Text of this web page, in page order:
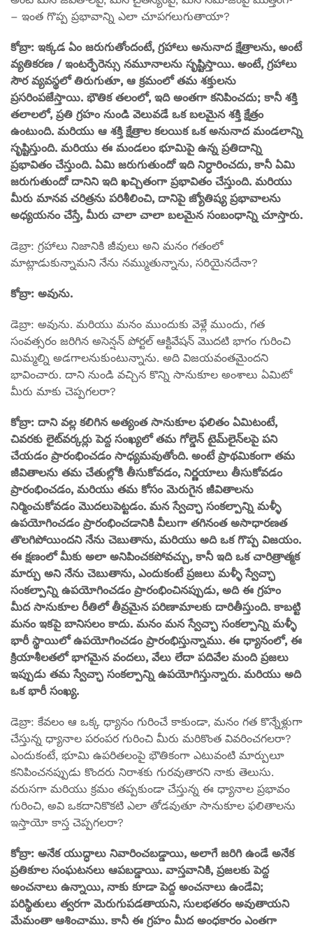
– ఇంత గొప్ప ప్రభావాన్ని ఎలా చూపగలుగుతాయా?
కోబ్రా: ఇక్కడ ఏం జరుగుతోందంటే, గ్రహాలు అనునాద క్షేత్రాలను, అంటే
వ్యతికరణ / ఇంటర్ఫేరెన్సు నమూనాలను సృష్టిస్తాయి. అంటే, గ్రహాలు
సౌర వ్యవస్థలో తిరుగుతూ, ఆ క్రమంలో తమ శక్తులను
ప్రసరింపజేస్తాయి. భౌతిక తలంలో, ఇది అంతగా కనిపించదు; కానీ శక్తి
తలాలలో, ప్రతి గ్రహం నుండి వెలువడే ఒక బలమైన శక్తి క్షేత్రం
ఉంటుంది. మరియు ఆ శక్తి క్షేత్రాల కలయిక ఒక అనునాద మండలాన్ని
సృష్టిస్తుంది. మరియు ఈ మండలం భూమిపై ఉన్న ప్రతిదాన్ని
ప్రభావితం చేస్తుంది. ఏమి జరుగుతుందో ఇది నిర్ధారించదు, కానీ ఏమి
జరుగుతుందో దానిని ఇది ఖచ్చితంగా ప్రభావితం చేస్తుంది. మరియు
మీరు మానవ చరిత్రను పరిశీలించి, దానిపై జ్యోతిష్య ప్రభావాలను
అధ్యయనం చేస్తే, మీరు చాలా చాలా బలమైన సంబంధాన్ని చూస్తారు.
డెబ్రా: గ్రహాలు నిజానికి జీవులు అని మనం గతంలో
మాట్లాడుకున్నామని నేను నమ్ముతున్నాను, సరియైనదేనా?
కోబ్రా: అవును.
డెబ్రా: అవును. మరియు మనం ముందుకు వెళ్లే ముందు, గత
సంవత్సరం జరిగిన అసెన్షన్ పోర్టల్ ఆక్టివేషన్ మొదటి భాగం గురించి
మిమ్మల్ని అడగాలనుకుంటున్నాను. అది విజయవంతమైందని
భావించారు. దాని నుండి వచ్చిన కొన్ని సానుకూల అంశాలు ఏమిటో
మీరు మాకు చెప్పగలరా?
కోబ్రా: దాని వల్ల కలిగిన అత్యంత సానుకూల ఫలితం ఏమిటంటే,
చివరకు లైట్‌వర్కర్లు పెద్ద సంఖ్యలో తమ గోల్డెన్ టైమ్‌లైన్‌లపై పని
చేయడం ప్రారంభించడం సాధ్యమవుతోంది. అంటే ప్రాథమికంగా తమ
జీవితాలను తమ చేతుల్లోకి తీసుకోవడం, నిర్ణయాలు తీసుకోవడం
ప్రారంభించడం, మరియు తమ కోసం మెరుగైన జీవితాలను
నిర్మించుకోవడం మొదలుపెట్టడం. మన స్వేచ్ఛా సంకల్పాన్ని మళ్ళీ
ఉపయోగించడం ప్రారంభించడానికి వీలుగా తగినంత అసాధారణత
తొలగిపోయిందని నేను చెబుతాను, మరియు అది ఒక గొప్ప విజయం.
ఈ క్షణంలో మీకు అలా అనిపించకపోవచ్చు, కానీ ఇది ఒక చారిత్రాత్మక
మార్పు అని నేను చెబుతాను, ఎందుకంటే ప్రజలు మళ్ళీ స్వేచ్ఛా
సంకల్పాన్ని ఉపయోగించడం ప్రారంభించినప్పుడు, అది ఈ గ్రహం
మీద సానుకూల రీతిలో తీవ్రమైన పరిణామాలకు దారితీస్తుంది. కాబట్టి
మనం ఇకపై బానిసలం కాదు. మనం మన స్వేచ్ఛా సంకల్పాన్ని మళ్ళీ
భారీ స్థాయిలో ఉపయోగించడం ప్రారంభిస్తున్నాము. ఈ ధ్యానంలో, ఈ
క్రియాశీలతలో భాగమైన వందలు, వేలు లేదా పదివేల మంది ప్రజలు
ఇప్పుడు తమ స్వేచ్ఛా సంకల్పాన్ని ఉపయోగిస్తున్నారు. మరియు అది
ఒక భారీ సంఖ్య.
డెబ్రా: కేవలం ఆ ఒక్క ధ్యానం గురించే కాకుండా, మనం గత కొన్నేళ్లుగా
చేస్తున్న ధ్యానాల పరంపర గురించి మీరు మరికొంత వివరించగలరా?
ఎందుకంటే, భూమి ఉపరితలంపై భౌతికంగా ఎటువంటి మార్పులూ
కనిపించనప్పుడు కొందరు నిరాశకు గురవుతారని నాకు తెలుసు.
వరుసగా మరియు క్రమం తప్పకుండా చేస్తున్న ఈ ధ్యానాల ప్రభావం
గురించి, అవి ఒకదానికొకటి ఎలా తోడవుతూ సానుకూల ఫలితాలను
ఇస్తాయో కాస్త చెప్పగలరా?
కోబ్రా: అనేక యుద్ధాలు నివారించబడ్డాయి, అలాగే జరిగి ఉండే అనేక
ప్రతికూల సంఘటనలు ఆపబడ్డాయి. వాస్తవానికి, ప్రజలకు పెద్ద
అంచనాలు ఉన్నాయి, నాకు కూడా పెద్ద అంచనాలు ఉండేవి;
పరిస్థితులు త్వరగా మెరుగుపడతాయని, సులభతరం అవుతాయని
మేమంతా ఆశించాము. కానీ ఈ గ్రహం మీద అంధకారం ఎంతగా